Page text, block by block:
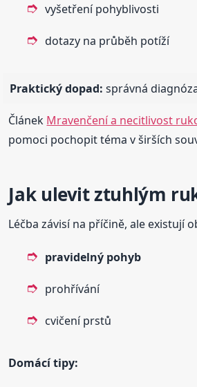
vyšetření pohyblivosti
dotazy na průběh potíží
Praktický dopad: správná
Článek Mravenčení a necitlivost
pomoci pochopit téma v širších
Jak ulevit ztuhlým
Léčba závisí na příčině, ale existují
pravidelný pohyb
prohřívání
cvičení prstů
Domácí tipy: